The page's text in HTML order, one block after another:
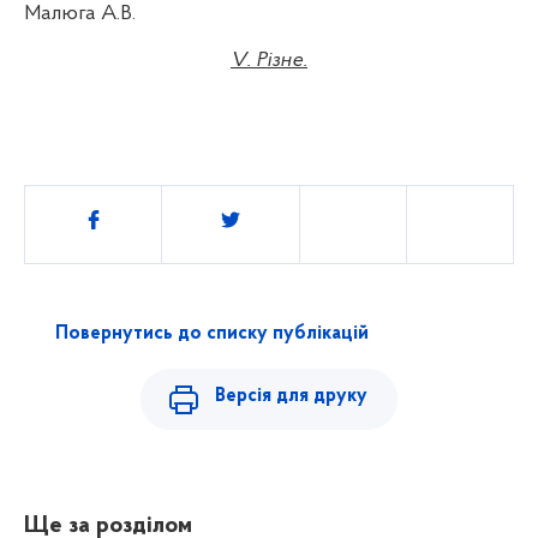
Малюга А.В.
V. Різне.
Поділитись
Повернутись до списку публікацій
Версія для друку
Ще за розділом